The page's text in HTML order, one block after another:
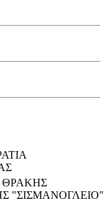
ΘΡΑΚΗΣ
"ΣΙΣΜΑΝΟΓΛΕΙΟ"